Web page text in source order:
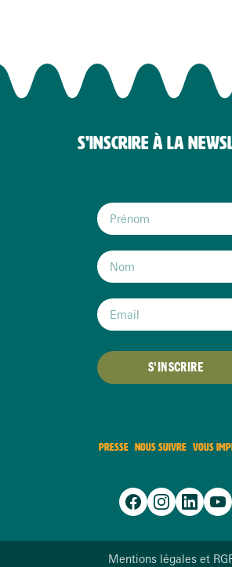
S'INSCRIRE À LA
S'INSCRIRE
PRESSE NOUS SUIVRE VOUS
Mentions légales et